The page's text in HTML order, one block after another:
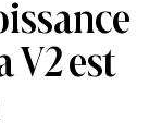
V2 est